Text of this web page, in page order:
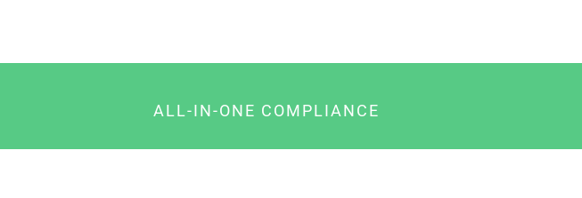
ALL-IN-ONE COMPLIANCE